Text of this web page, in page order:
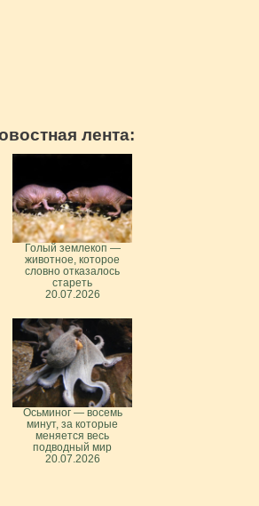
лента:
Голый землекоп —
животное, которое
словно отказалось
стареть
20.07.2026
Осьминог — восемь
минут, за которые
меняется весь
подводный мир
20.07.2026